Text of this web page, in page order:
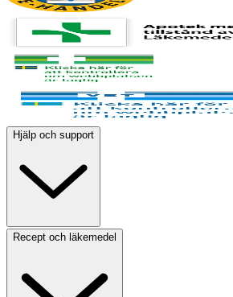
Hjälp och support
Recept och läkemedel